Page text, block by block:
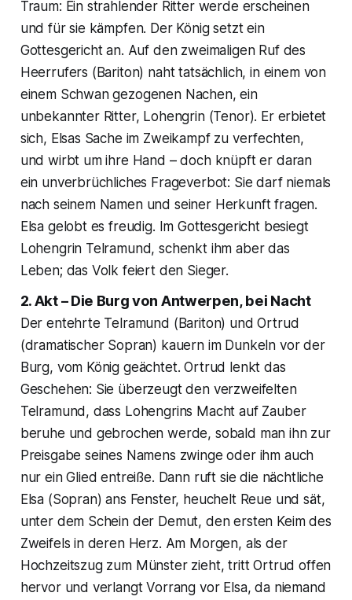
Traum: Ein strahlender Ritter werde erscheinen
und für sie kämpfen. Der König setzt ein
Gottesgericht an. Auf den zweimaligen Ruf des
Heerrufers (Bariton) naht tatsächlich, in einem von
einem Schwan gezogenen Nachen, ein
unbekannter Ritter, Lohengrin (Tenor). Er erbietet
sich, Elsas Sache im Zweikampf zu verfechten,
und wirbt um ihre Hand – doch knüpft er daran
ein unverbrüchliches Frageverbot: Sie darf niemals
nach seinem Namen und seiner Herkunft fragen.
Elsa gelobt es freudig. Im Gottesgericht besiegt
Lohengrin Telramund, schenkt ihm aber das
Leben; das Volk feiert den Sieger.
2. Akt – Die Burg von Antwerpen, bei Nacht
Der entehrte Telramund (Bariton) und Ortrud
(dramatischer Sopran) kauern im Dunkeln vor der
Burg, vom König geächtet. Ortrud lenkt das
Geschehen: Sie überzeugt den verzweifelten
Telramund, dass Lohengrins Macht auf Zauber
beruhe und gebrochen werde, sobald man ihn zur
Preisgabe seines Namens zwinge oder ihm auch
nur ein Glied entreiße. Dann ruft sie die nächtliche
Elsa (Sopran) ans Fenster, heuchelt Reue und sät,
unter dem Schein der Demut, den ersten Keim des
Zweifels in deren Herz. Am Morgen, als der
Hochzeitszug zum Münster zieht, tritt Ortrud offen
hervor und verlangt Vorrang vor Elsa, da niemand